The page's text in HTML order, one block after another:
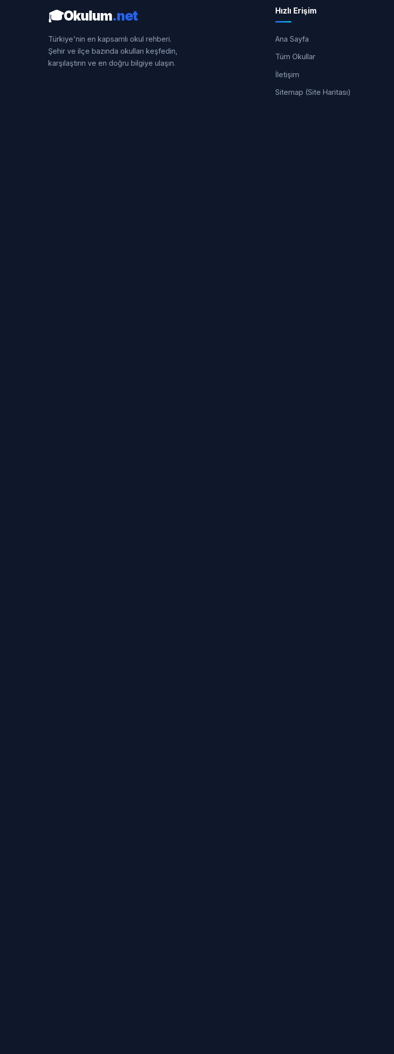
🎓Okulum.net
Türkiye'nin en kapsamlı okul rehberi.
Şehir ve ilçe bazında okulları keşfedin,
karşılaştırın ve en doğru bilgiye ulaşın.
Hızlı Erişim
Ana Sayfa
Tüm Okullar
İletişim
Sitemap (Site Haritası)